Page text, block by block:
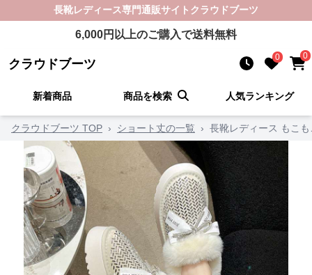
長靴レディース専門通販サイト クラウドブーツ
6,000円以上のご購入で送料無料
クラウドブーツ 0 0
新着商品 商品を検索 人気ランキング
クラウドブーツ TOP › ショート丈の一覧 › 長靴レディース もこ